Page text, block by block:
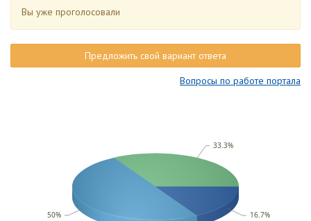
Вы уже проголосовали
Предложить свой вариант ответа
Вопросы по работе портала
50%
16.7%
33.3%